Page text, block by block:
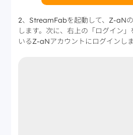
2、StreamFabを起動して、Z-aN
します。次に、右上の「ログイン
いるZ-aNアカウントにログインしま